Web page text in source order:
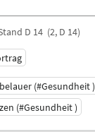
D 14 (2, D 14)
(#Gesundheit )
(#Gesundheit )